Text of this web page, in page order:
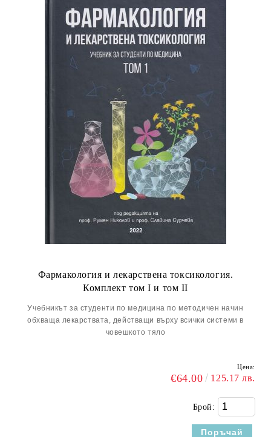
Фармакология и лекарствена токсикология.
Комплект том I и том II
Учебникът за студенти по медицина по методичен начин
обхваща лекарствата, действащи върху всички системи в
човешкото тяло
Цена:
€64.00 125.17 лв.
Брой: